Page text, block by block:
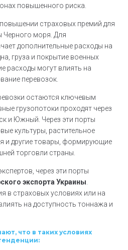
повышенного риска.
страховых премий для
Черного моря. Для
дополнительные расходы на
груза и покрытие военных
расходы могут влиять на
перевозок.
остаются ключевым
грузопотоки проходят через
и Южный. Через эти порты
культуры, растительное
и другие товары, формирующие
торговли страны.
через эти порты
экспорта Украины.
в страховых условиях или на
на доступность тоннажа и
что в таких условиях